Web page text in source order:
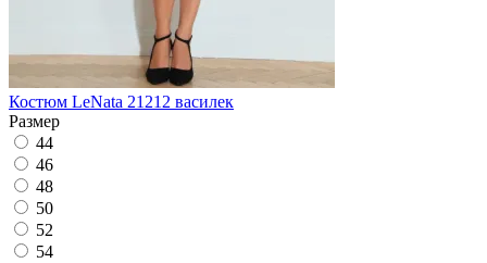
Костюм LeNata 21212 василек
Размер
44
46
48
50
52
54